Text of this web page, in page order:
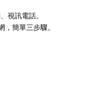
視訊電話。
簡單三步驟。